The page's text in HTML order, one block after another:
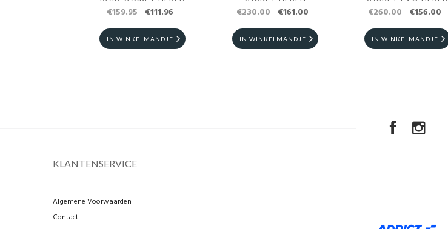
€159.95 €111.96
IN WINKELMANDJE
€230.00 €161.00
IN WINKELMANDJE
€260.00 €156.00
IN WINKELMANDJE
KLANTENSERVICE
Algemene Voorwaarden
Contact